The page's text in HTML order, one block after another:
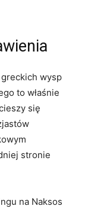
wysp
to właśnie
się
stronie
na Naksos